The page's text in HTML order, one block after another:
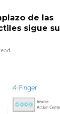
de las
sigue su